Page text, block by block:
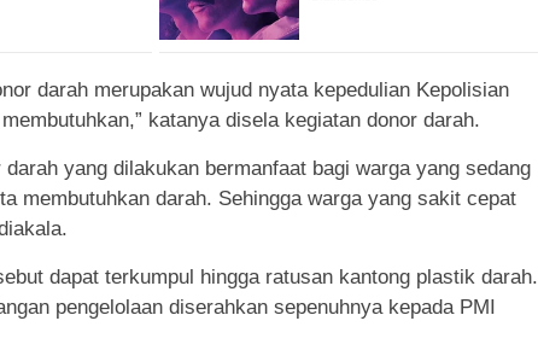
darah merupakan wujud nyata kepedulian Kepolisian
katanya disela kegiatan donor darah.
yang dilakukan bermanfaat bagi warga yang sedang
membutuhkan darah. Sehingga warga yang sakit cepat
dapat terkumpul hingga ratusan kantong plastik darah.
pengelolaan diserahkan sepenuhnya kepada PMI